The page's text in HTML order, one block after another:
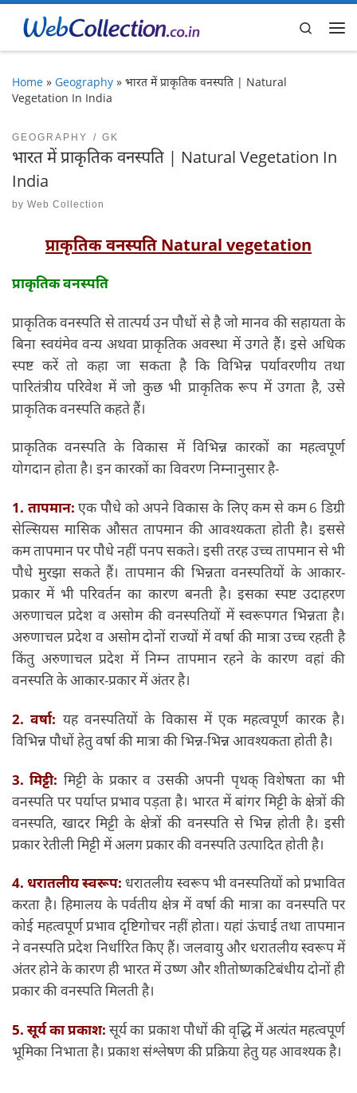
Skip to content
Search
Home » Geography » भारत में प्राकृतिक वनस्पति | Natural
Vegetation In India
GEOGRAPHY GK
भारत में प्राकृतिक वनस्पति | Natural Vegetation In
India
by Web Collection
प्राकृतिक वनस्पति Natural vegetation
प्राकृतिक वनस्पति
प्राकृतिक वनस्पति से तात्पर्य उन पौधों से है जो मानव की सहायता के
बिना स्वयंमेव वन्य अथवा प्राकृतिक अवस्था में उगते हैं। इसे अधिक
स्पष्ट करें तो कहा जा सकता है कि विभिन्न पर्यावरणीय तथा
पारितंत्रीय परिवेश में जो कुछ भी प्राकृतिक रूप में उगता है, उसे
प्राकृतिक वनस्पति कहते हैं।
प्राकृतिक वनस्पति के विकास में विभिन्न कारकों का महत्वपूर्ण
योगदान होता है। इन कारकों का विवरण निम्नानुसार है-
1. तापमान: एक पौधे को अपने विकास के लिए कम से कम 6 डिग्री
सेल्सियस मासिक औसत तापमान की आवश्यकता होती है। इससे
कम तापमान पर पौधे नहीं पनप सकते। इसी तरह उच्च तापमान से भी
पौधे मुरझा सकते हैं। तापमान की भिन्नता वनस्पतियों के आकार-
प्रकार में भी परिवर्तन का कारण बनती है। इसका स्पष्ट उदाहरण
अरुणाचल प्रदेश व असोम की वनस्पतियों में स्वरूपगत भिन्नता है।
अरुणाचल प्रदेश व असोम दोनों राज्यों में वर्षा की मात्रा उच्च रहती है
किंतु अरुणाचल प्रदेश में निम्न तापमान रहने के कारण वहां की
वनस्पति के आकार-प्रकार में अंतर है।
2. वर्षा: यह वनस्पतियों के विकास में एक महत्वपूर्ण कारक है।
विभिन्न पौधों हेतु वर्षा की मात्रा की भिन्न-भिन्न आवश्यकता होती है।
3. मिट्टी: मिट्टी के प्रकार व उसकी अपनी पृथक् विशेषता का भी
वनस्पति पर पर्याप्त प्रभाव पड़ता है। भारत में बांगर मिट्टी के क्षेत्रों की
वनस्पति, खादर मिट्टी के क्षेत्रों की वनस्पति से भिन्न होती है। इसी
प्रकार रेतीली मिट्टी में अलग प्रकार की वनस्पति उत्पादित होती है।
4. धरातलीय स्वरूप: धरातलीय स्वरूप भी वनस्पतियों को प्रभावित
करता है। हिमालय के पर्वतीय क्षेत्र में वर्षा की मात्रा का वनस्पति पर
कोई महत्वपूर्ण प्रभाव दृष्टिगोचर नहीं होता। यहां ऊंचाई तथा तापमान
ने वनस्पति प्रदेश निर्धारित किए हैं। जलवायु और धरातलीय स्वरूप में
अंतर होने के कारण ही भारत में उष्ण और शीतोष्णकटिबंधीय दोनों ही
प्रकार की वनस्पति मिलती है।
5. सूर्य का प्रकाश: सूर्य का प्रकाश पौधों की वृद्धि में अत्यंत महत्वपूर्ण
भूमिका निभाता है। प्रकाश संश्लेषण की प्रक्रिया हेतु यह आवश्यक है।